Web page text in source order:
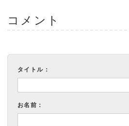
コメント
タイトル：
お名前：